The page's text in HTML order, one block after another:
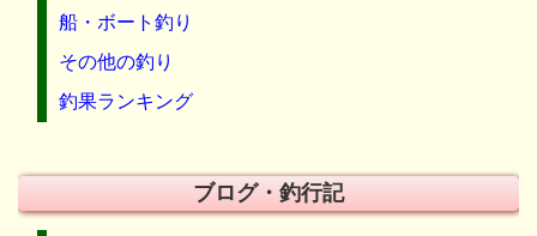
船・ボート釣り
その他の釣り
釣果ランキング
ブログ・釣行記